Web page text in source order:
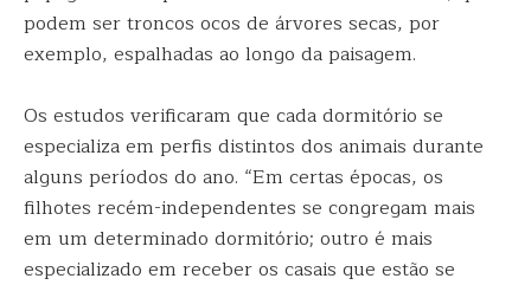
podem ser troncos ocos de árvores secas, por
exemplo, espalhadas ao longo da paisagem.
Os estudos verificaram que cada dormitório se
especializa em perfis distintos dos animais durante
alguns períodos do ano. “Em certas épocas, os
filhotes recém-independentes se congregam mais
em um determinado dormitório; outro é mais
especializado em receber os casais que estão se